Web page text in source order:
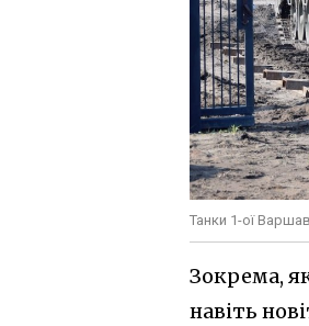
Танки 1-ої
Зокрема,
навіть